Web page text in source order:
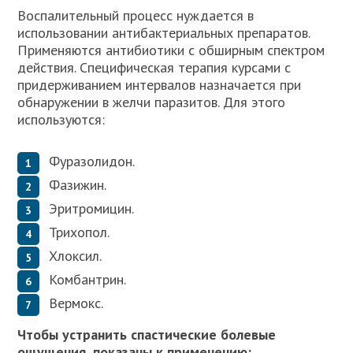
Воспалительный процесс нуждается в
использовании антибактериальных препаратов.
Применяются антибиотики с обширным спектром
действия. Специфическая терапия курсами с
придерживанием интервалов назначается при
обнаружении в желчи паразитов. Для этого
используются:
Фуразолидон.
Фазижин.
Эритромицин.
Трихопол.
Хлоксил.
Комбантрин.
Вермокс.
Чтобы устранить спастические болевые